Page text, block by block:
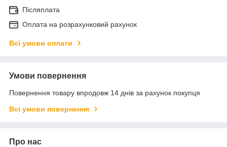
Післяплата
Оплата на розрахунковий рахунок
Всі умови оплати
Умови повернення
Повернення товару впродовж 14 днів за рахунок покупця
Всі умови повернення
Про нас